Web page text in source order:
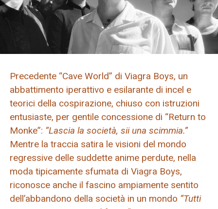
Precedente “Cave World” di Viagra Boys, un
abbattimento iperattivo e esilarante di incel e
teorici della cospirazione, chiuso con istruzioni
entusiaste, per gentile concessione di “Return to
Monke”: “Lascia la società, sii una scimmia.”
Mentre la traccia satira le visioni del mondo
regressive delle suddette anime perdute, nella
moda tipicamente sfumata di Viagra Boys,
riconosce anche il fascino ampiamente sentito
dell’abbandono della società in un mondo “Tutti